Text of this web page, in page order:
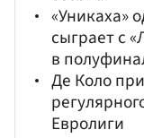
«Уникаха»
сыграет с
в
Де Коло
Евролиги